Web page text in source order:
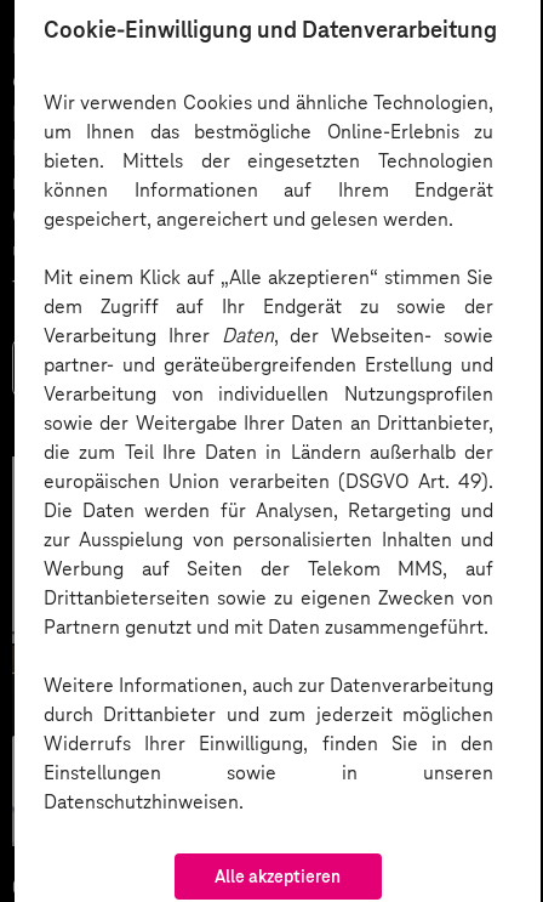
Cookie-Einwilligung und Datenverarbeitung
Wir verwenden Cookies und ähnliche Technologien,
um Ihnen das bestmögliche Online-Erlebnis zu
bieten. Mittels der eingesetzten Technologien
können Informationen auf Ihrem Endgerät
gespeichert, angereichert und gelesen werden.
Mit einem Klick auf „Alle akzeptieren“ stimmen Sie
dem Zugriff auf Ihr Endgerät zu sowie der
Verarbeitung Ihrer Daten, der Webseiten- sowie
partner- und geräteübergreifenden Erstellung und
Verarbeitung von individuellen Nutzungsprofilen
sowie der Weitergabe Ihrer Daten an Drittanbieter,
die zum Teil Ihre Daten in Ländern außerhalb der
europäischen Union verarbeiten (DSGVO Art. 49).
Die Daten werden für Analysen, Retargeting und
zur Ausspielung von personalisierten Inhalten und
Werbung auf Seiten der Telekom MMS, auf
Drittanbieterseiten sowie zu eigenen Zwecken von
Partnern genutzt und mit Daten zusammengeführt.
Weitere Informationen, auch zur Datenverarbeitung
durch Drittanbieter und zum jederzeit möglichen
Widerrufs Ihrer Einwilligung, finden Sie in den
Einstellungen sowie in unseren
Datenschutzhinweisen.
Alle akzeptieren
KI‑Agenten im HR sind mehr als Chatbots: Sie
orchestrieren Prozesse entlang der gesamten
Employee Journey und schaffen messbaren Business
Impact. Der Beitrag zeigt konkrete Use Cases,
relevante KPIs für den Mittelstand sowie
Governance‑Leitplanken zu EU AI Act und DSGVO –
und liefert ein praxisnahes Priorisierungsframework
für HR‑Entscheider*innen.
Mehr lesen
Künstliche
Intelligenz
04.06.2026